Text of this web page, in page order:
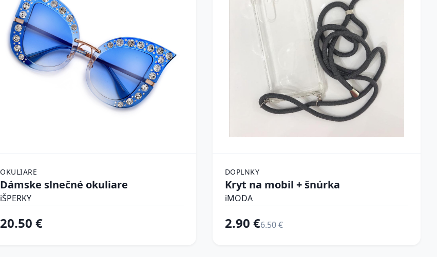
OKULIARE
Dámske slnečné okuliare
iŠPERKY
20.50 €
DOPLNKY
Kryt na mobil + šnúrka
iMODA
2.90 €6.50 €